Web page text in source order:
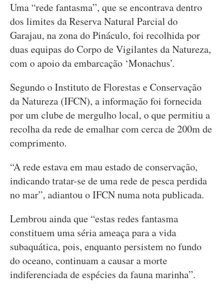
Uma “rede fantasma”, que se encontrava dentro
dos limites da Reserva Natural Parcial do
Garajau, na zona do Pináculo, foi recolhida por
duas equipas do Corpo de Vigilantes da Natureza,
com o apoio da embarcação ‘Monachus’.
Segundo o Instituto de Florestas e Conservação
da Natureza (IFCN), a informação foi fornecida
por um clube de mergulho local, o que permitiu a
recolha da rede de emalhar com cerca de 200m de
comprimento.
“A rede estava em mau estado de conservação,
indicando tratar-se de uma rede de pesca perdida
no mar”, adiantou o IFCN numa nota publicada.
Lembrou ainda que “estas redes fantasma
constituem uma séria ameaça para a vida
subaquática, pois, enquanto persistem no fundo
do oceano, continuam a causar a morte
indiferenciada de espécies da fauna marinha”.